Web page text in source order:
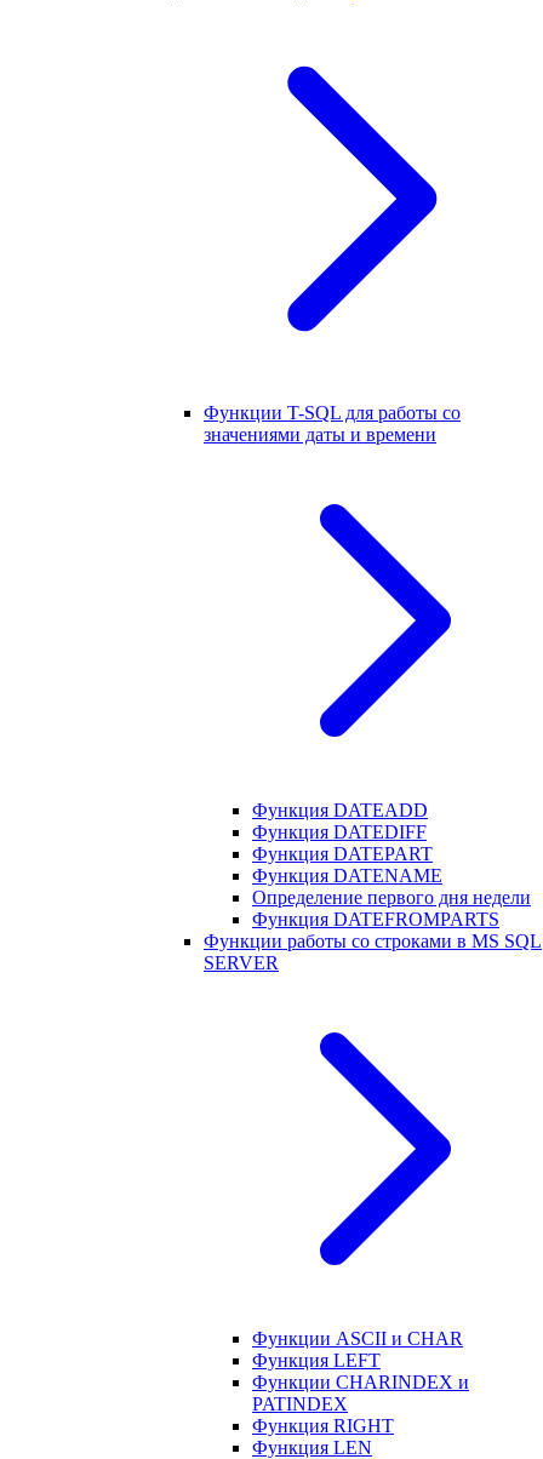
Функции T-SQL для работы со
значениями даты и времени
Функция DATEADD
Функция DATEDIFF
Функция DATEPART
Функция DATENAME
Определение первого дня недели
Функция DATEFROMPARTS
Функции работы со строками в MS SQL
SERVER
Функции ASCII и CHAR
Функция LEFT
Функции CHARINDEX и
PATINDEX
Функция RIGHT
Функция LEN